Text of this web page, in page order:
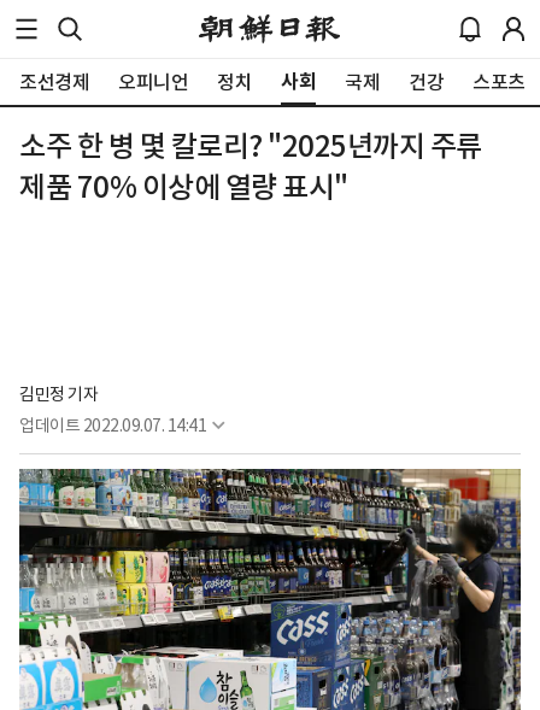
조선경제 오피니언 정치 사회 국제 건강 스포츠
소주 한 병 몇 칼로리? "2025년까지 주류
제품 70% 이상에 열량 표시"
김민정 기자
업데이트 2022.09.07. 14:41